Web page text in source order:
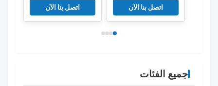
الفراغاتصل بنا الآن
الخاص كيس الأمان
كيس البلاستيك المنزلي
الفراغ
اتصل بنا الآن
جميع الفئات